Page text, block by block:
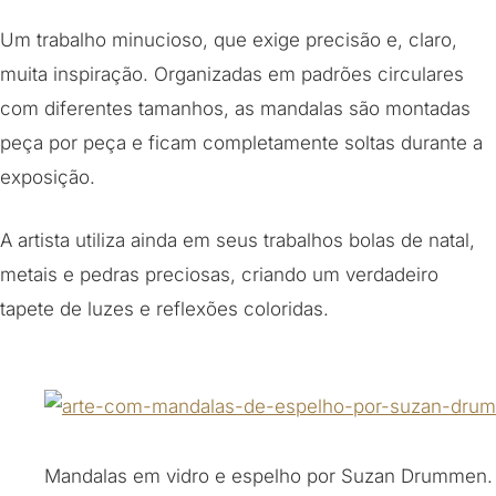
Um trabalho minucioso, que exige precisão e, claro,
muita inspiração. Organizadas em padrões circulares
com diferentes tamanhos, as mandalas são montadas
peça por peça e ficam completamente soltas durante a
exposição.
A artista utiliza ainda em seus trabalhos bolas de natal,
metais e pedras preciosas, criando um verdadeiro
tapete de luzes e reflexões coloridas.
Mandalas em vidro e espelho por Suzan Drummen.